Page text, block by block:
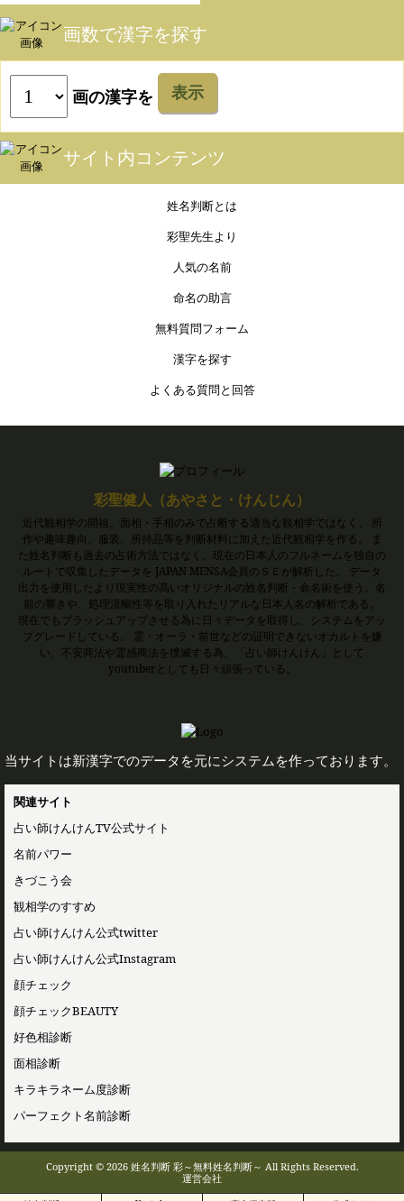
画数で漢字を探す
画の漢字を 表示
サイト内コンテンツ
姓名判断とは
彩聖先生より
人気の名前
命名の助言
無料質問フォーム
漢字を探す
よくある質問と回答
彩聖健人（あやさと・けんじん）
近代観相学の開祖。面相・手相のみで占断する適当な観相学ではなく、 所
作や趣味趣向、服装、所持品等を判断材料に加えた近代観相学を作る。 ま
た姓名判断も過去の占術方法ではなく、現在の日本人のフルネームを独自の
ルートで収集したデータを JAPAN MENSA会員のＳＥが解析した、 データ
出力を使用したより現実性の高いオリジナルの姓名判断・命名術を使う。名
前の響きや、処理流暢性等を取り入れたリアルな日本人名の解析である。
現在でもブラッシュアップさせる為に日々データを取得し、システムをアッ
プグレードしている。 霊・オーラ・前世などの証明できないオカルトを嫌
い、不安商法や霊感商法を撲滅する為、「占い師けんけん」として
youtuberとしても日々頑張っている。
当サイトは新漢字でのデータを元にシステムを作っております。
関連サイト
占い師けんけんTV公式サイト
名前パワー
きづこう会
観相学のすすめ
占い師けんけん公式twitter
占い師けんけん公式Instagram
顔チェック
顔チェックBEAUTY
好色相診断
面相診断
キラキラネーム度診断
パーフェクト名前診断
Copyright © 2026 姓名判断 彩～無料姓名判断～ All Rights Reserved.
運営会社